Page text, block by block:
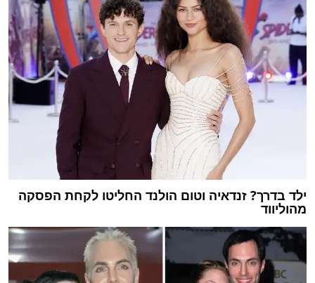
ילד בדרך? זנדאיה וטום הולנד החליטו לקחת הפסקה
מהוליווד